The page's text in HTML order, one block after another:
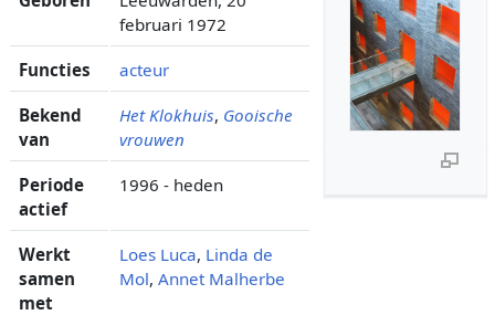
februari 1972
Functies acteur
Bekend
van
Het Klokhuis, Gooische
vrouwen
Periode
actief
1996 - heden
Werkt
samen
met
Loes Luca, Linda de
Mol, Annet Malherbe